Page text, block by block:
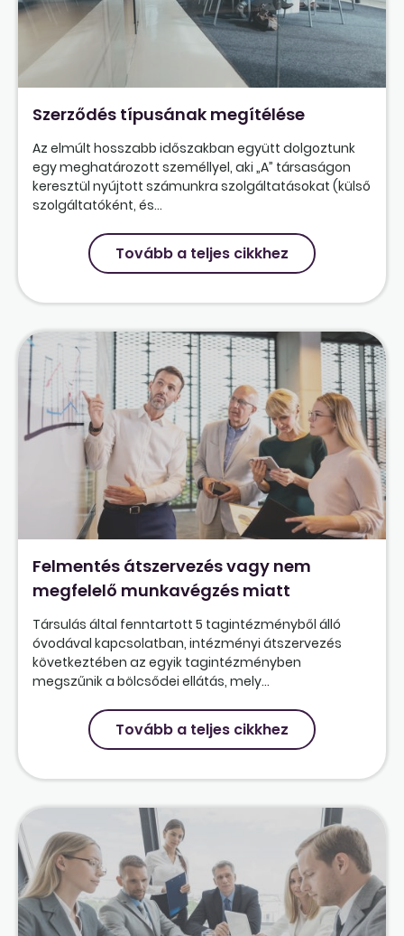
Szerződés típusának megítélése
Az elmúlt hosszabb időszakban együtt dolgoztunk
egy meghatározott személlyel, aki „A” társaságon
keresztül nyújtott számunkra szolgáltatásokat (külső
szolgáltatóként, és...
Tovább a teljes cikkhez
Felmentés átszervezés vagy nem
megfelelő munkavégzés miatt
Társulás által fenntartott 5 tagintézményből álló
óvodával kapcsolatban, intézményi átszervezés
következtében az egyik tagintézményben
megszűnik a bölcsődei ellátás, mely...
Tovább a teljes cikkhez